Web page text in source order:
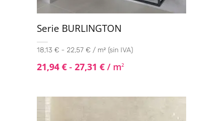
Serie BURLINGTON
18,13 € - 22,57 € / m² (sin IVA)
21,94 € - 27,31 € / m2